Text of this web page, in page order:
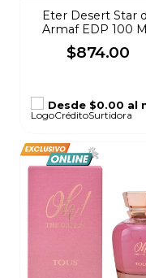
Eter Desert Star
Armaf EDP 100
$874.00
Desde$0.00 al